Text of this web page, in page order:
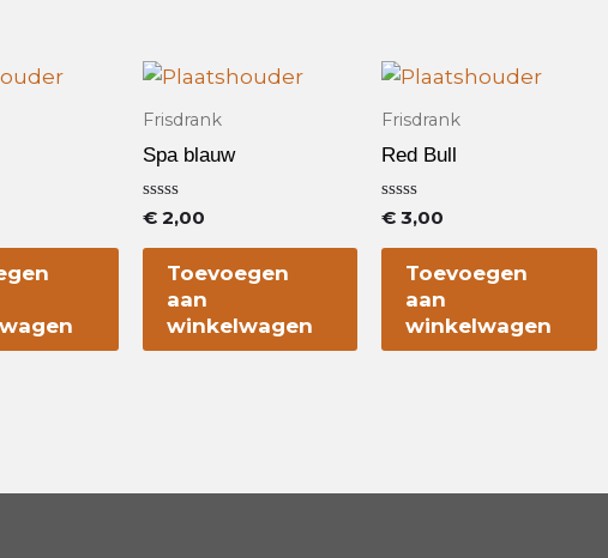
Frisdrank
Spa blauw
Waardering
uit
€2,00
Toevoegen
aan
winkelwagen
Frisdrank
Red Bull
Waardering
uit
€ 3,00
Toevoegen
aan
winkelwagen